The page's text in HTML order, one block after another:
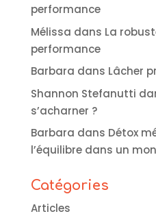
performance
Mélissa dans La
performance
Barbara dans Lâcher
Shannon Stefanutti
s’acharner ?
Barbara dans Détox
l’équilibre dans un
Catégories
Articles